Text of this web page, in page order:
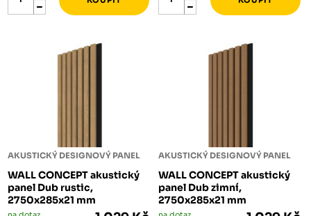
AKUSTICKÝ DESIGNOVÝ PANEL
WALL CONCEPT akustický
panel Dub rustic,
2750x285x21 mm
AKUSTICKÝ DESIGNOVÝ PANEL
WALL CONCEPT akustický
panel Dub zimní,
2750x285x21 mm